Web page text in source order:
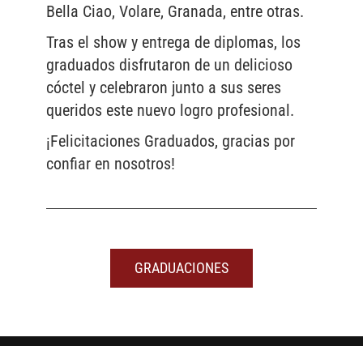
Bella Ciao, Volare, Granada, entre otras.
Tras el show y entrega de diplomas, los
graduados disfrutaron de un delicioso
cóctel y celebraron junto a sus seres
queridos este nuevo logro profesional.
¡Felicitaciones Graduados, gracias por
confiar en nosotros!
GRADUACIONES